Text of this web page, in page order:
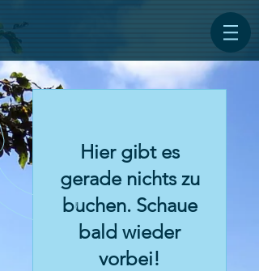
Hier gibt es
gerade nichts zu
buchen. Schaue
bald wieder
vorbei!